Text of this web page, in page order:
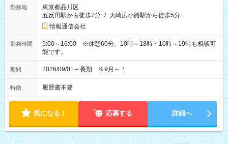
勤務地
東京都品川区
五反田駅から徒歩7分 / 大崎広小路駅から徒歩5分
情報通信会社
勤務時間
9:00～16:00 ※休憩60分。10時～18時・10時～19時も相談可
能です。
期間 2026/09/01～長期 ※9月～！
特徴 履歴書不要
気になる！ 応募する 詳細へ